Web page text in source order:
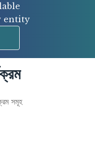
entity
সমূহ